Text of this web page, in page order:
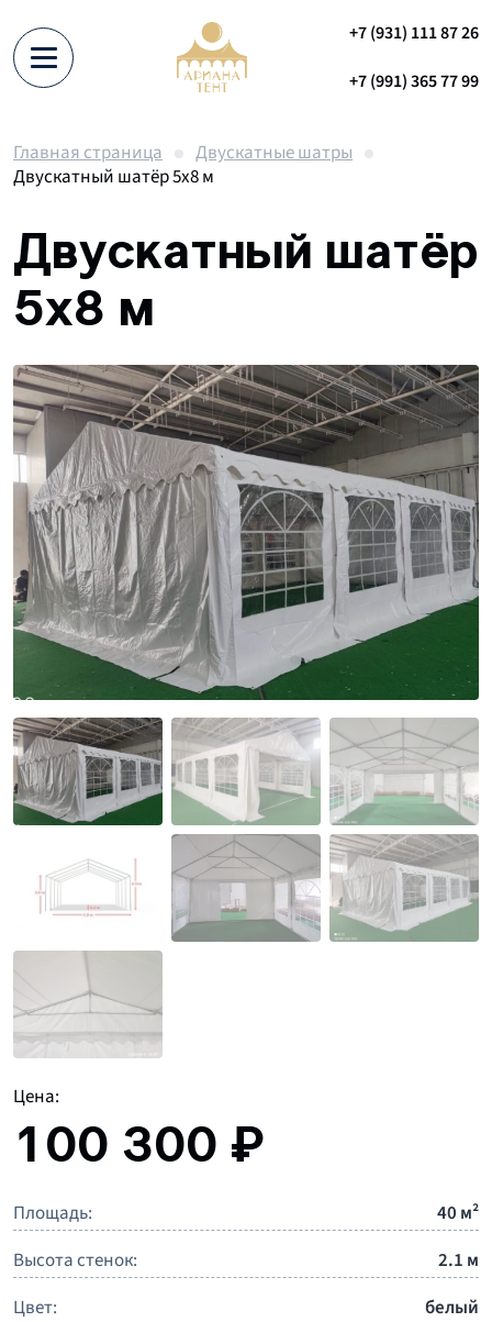
+7 (931) 111 87 26
+7 (991) 365 77 99
Главная страница
Двускатные шатры
Двускатный шатёр 5х8 м
Двускатный шатёр
5х8 м
Цена:
100 300 ₽
Площадь:
40 м²
Высота стенок:
2.1 м
Цвет:
белый